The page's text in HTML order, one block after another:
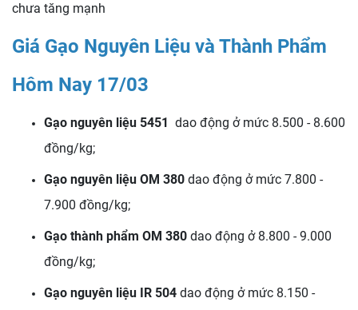
chưa tăng mạnh
Giá Gạo Nguyên Liệu và Thành Phẩm
Hôm Nay 17/03
Gạo nguyên liệu 5451 dao động ở mức 8.500 - 8.600
đồng/kg;
Gạo nguyên liệu OM 380 dao động ở mức 7.800 -
7.900 đồng/kg;
Gạo thành phẩm OM 380 dao động ở 8.800 - 9.000
đồng/kg;
Gạo nguyên liệu IR 504 dao động ở mức 8.150 -